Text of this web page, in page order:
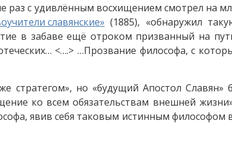
с удивлённым восхищением смотрел на
славянские» (1885), «обнаружил
в забаве ещё отроком призванный на
<….> …Прозвание философа, с
стратегом», но «будущий Апостол Славян»
ко всем обязательствам внешней
явив себя таковым истинным